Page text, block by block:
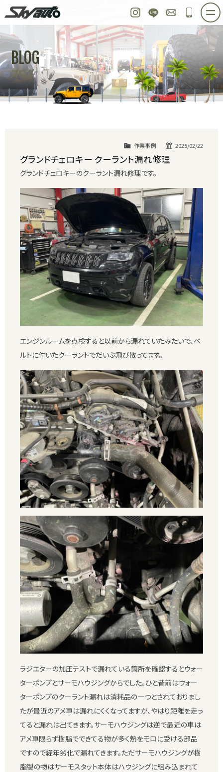
Instagram
LINE お問い合わせ
048-
ホーム 在庫車情報 ご購入プラン
整備作業実例 パーツ販売 買取＆オーダー
店舗紹介 工場紹介 会社概要
スタッフ紹介 求人情報 公式ブログ
BLOG
ブログ
2025/02/22
作業事例
グランドチェロキー クーラント漏れ修理
グランドチェロキーのクーラント漏れ修理です。
エンジンルームを点検すると以前から漏れていたみたいで、ベ
ルトに付いたクーラントでだいぶ飛び散ってます。
ラジエターの加圧テストで漏れている箇所を確認するとウォー
ターポンプとサーモハウジングからでした。ひと昔前はウォー
ターポンプのクーラント漏れは消耗品の一つとされておりまし
たが最近のアメ車は漏れにくくなってますが、やはり距離を走っ
てると漏れは出てきます。サーモハウジングは逆で最近の車は
アメ車限らず樹脂でできてる物が多く熱をモロに受ける部品
ですので経年劣化で漏れてきます。ただサーモハウジングが樹
脂製の物はサーモスタット本体はハウジングに組み込まれて